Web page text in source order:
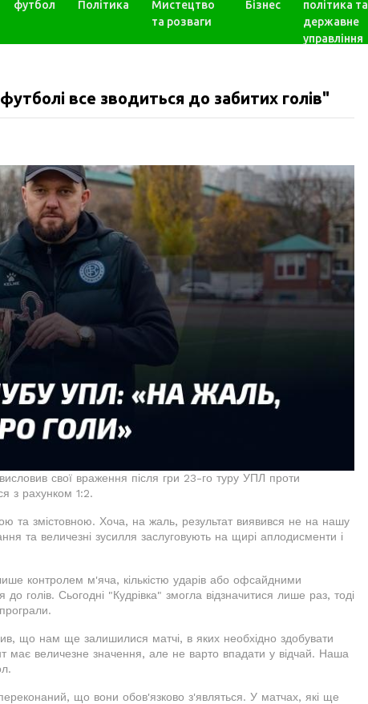
футбол Політика
Мистецтво
та розваги
Бізнес
політика та
державне
управління
все зводиться до забитих голів"
свої враження після гри 23-го туру УПЛ проти
з рахунком 1:2.
та змістовною. Хоча, на жаль, результат виявився не на нашу
та величезні зусилля заслуговують на щирі аплодисменти і
контролем м'яча, кількістю ударів або офсайдними
голів. Сьогодні "Кудрівка" змогла відзначитися лише раз, тоді
що нам ще залишилися матчі, в яких необхідно здобувати
має величезне значення, але не варто впадати у відчай. Наша
що вони обов'язково з'являться. У матчах, які ще